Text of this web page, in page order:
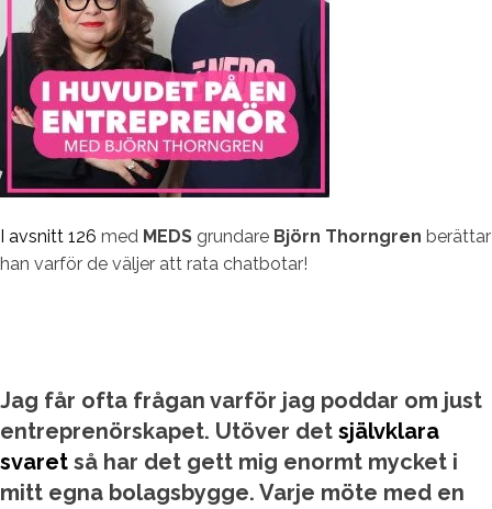
I avsnitt 126 med MEDS grundare Björn Thorngren berättar
han varför de väljer att rata chatbotar!
Jag får ofta frågan varför jag poddar om just
entreprenörskapet. Utöver det självklara
svaret så har det gett mig enormt mycket i
mitt egna bolagsbygge. Varje möte med en